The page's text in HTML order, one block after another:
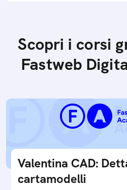
Scopri i corsi
Fastweb
Valentina CAD:
cartamodelli